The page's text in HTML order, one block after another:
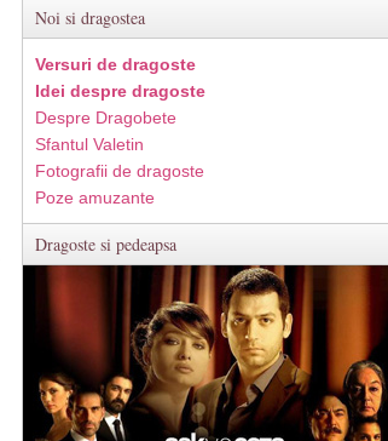
Noi si dragostea
Versuri de dragoste
Idei despre dragoste
Despre Dragobete
Sfantul Valetin
Fotografii de dragoste
Poze amuzante
Dragoste si pedeapsa